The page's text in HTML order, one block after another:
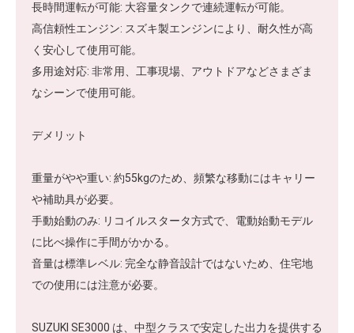
長時間運転が可能: 大容量タンクで連続運転が可能。
高信頼性エンジン: スズキ製エンジンにより、耐久性が高
く安心して使用可能。
多用途対応: 非常用、工事現場、アウトドアなどさまざま
なシーンで使用可能。
デメリット
重量がやや重い: 約55kgのため、頻繁な移動にはキャリー
や補助具が必要。
手動始動のみ: リコイルスタータ方式で、電動始動モデル
に比べ操作に手間がかかる。
音量は標準レベル: 完全な静音設計ではないため、住宅地
での使用には注意が必要。
SUZUKI SE3000 は、中型クラスで安定した出力を提供する